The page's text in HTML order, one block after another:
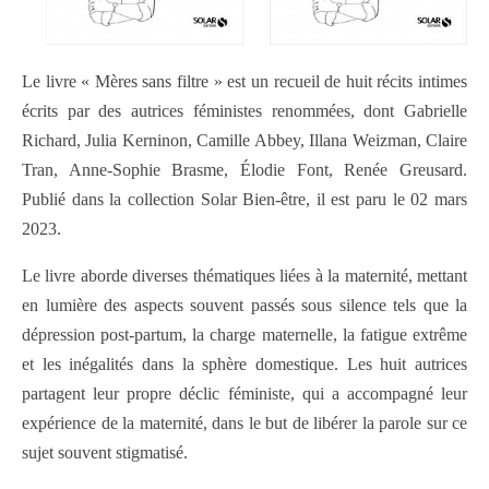
Le livre « Mères sans filtre » est un recueil de huit récits intimes
écrits par des autrices féministes renommées, dont Gabrielle
Richard, Julia Kerninon, Camille Abbey, Illana Weizman, Claire
Tran, Anne-Sophie Brasme, Élodie Font, Renée Greusard.
Publié dans la collection Solar Bien-être, il est paru le 02 mars
2023.
Le livre aborde diverses thématiques liées à la maternité, mettant
en lumière des aspects souvent passés sous silence tels que la
dépression post-partum, la charge maternelle, la fatigue extrême
et les inégalités dans la sphère domestique. Les huit autrices
partagent leur propre déclic féministe, qui a accompagné leur
expérience de la maternité, dans le but de libérer la parole sur ce
sujet souvent stigmatisé.